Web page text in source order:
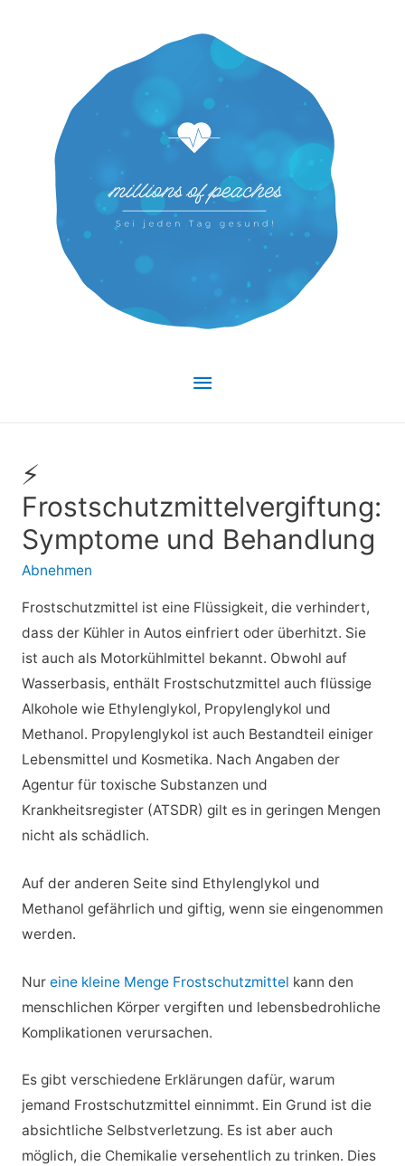
Hauptmenü
⚡
Frostschutzmittelvergiftung:
Symptome und Behandlung
Abnehmen
Frostschutzmittel ist eine Flüssigkeit, die verhindert,
dass der Kühler in Autos einfriert oder überhitzt. Sie
ist auch als Motorkühlmittel bekannt. Obwohl auf
Wasserbasis, enthält Frostschutzmittel auch flüssige
Alkohole wie Ethylenglykol, Propylenglykol und
Methanol. Propylenglykol ist auch Bestandteil einiger
Lebensmittel und Kosmetika. Nach Angaben der
Agentur für toxische Substanzen und
Krankheitsregister (ATSDR) gilt es in geringen Mengen
nicht als schädlich.
Auf der anderen Seite sind Ethylenglykol und
Methanol gefährlich und giftig, wenn sie eingenommen
werden.
Nur eine kleine Menge Frostschutzmittel kann den
menschlichen Körper vergiften und lebensbedrohliche
Komplikationen verursachen.
Es gibt verschiedene Erklärungen dafür, warum
jemand Frostschutzmittel einnimmt. Ein Grund ist die
absichtliche Selbstverletzung. Es ist aber auch
möglich, die Chemikalie versehentlich zu trinken. Dies